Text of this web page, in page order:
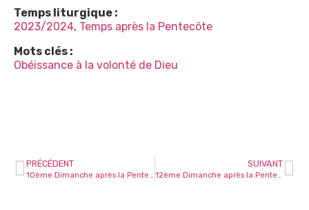
Temps liturgique :
2023/2024, Temps après la Pentecôte
Mots clés :
Obéissance à la volonté de Dieu
PRÉCÉDENT
10ème Dimanche après la Pentecôte
SUIVANT
12ème Dimanche après la Pentecôte